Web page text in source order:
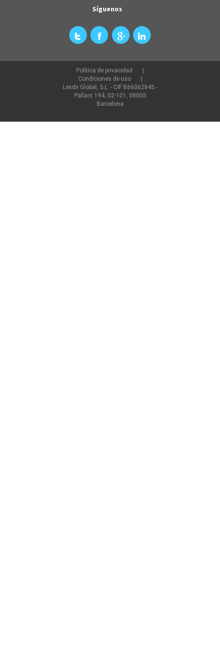
Síguenos
Política de privacidad
Condiciones de uso
Lexdir Global, S.L. - CIF B66062845 -
Pallars 194, 02-101, 08005
Barcelona